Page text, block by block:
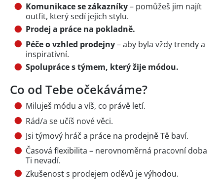
Komunikace se zákazníky– pomůžeš jim najít
outfit, který sedí jejich stylu.
Prodej a práce na pokladně.
Péče o vzhled prodejny– aby byla vždy trendy a
inspirativní.
Spolupráce s týmem, který žije módou.
Co od Tebe očekáváme?
Miluješ módu a víš, co právě letí.
Rád/a se učíš nové věci.
Jsi týmový hráč a práce na prodejně Tě baví.
Časová flexibilita – nerovnoměrná pracovní doba
Ti nevadí.
Zkušenost s prodejem oděvů je výhodou.